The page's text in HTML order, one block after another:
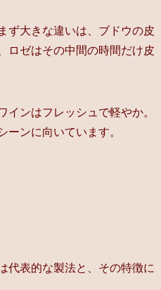
ず大きな違いは、ブドウの皮
ロゼはその中間の時間だけ皮
ンはフレッシュで軽やか。
ンに向いています。
代表的な製法と、その特徴に